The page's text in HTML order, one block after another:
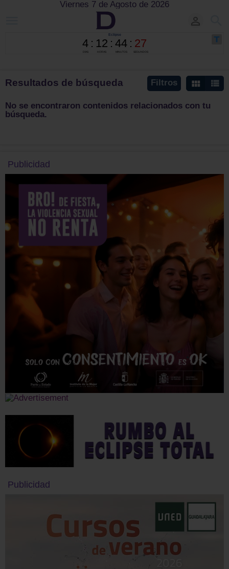
Viernes 7 de Agosto de 2026
Filtros
Resultados de búsqueda
No se encontraron contenidos relacionados con tu
búsqueda.
Publicidad
Publicidad